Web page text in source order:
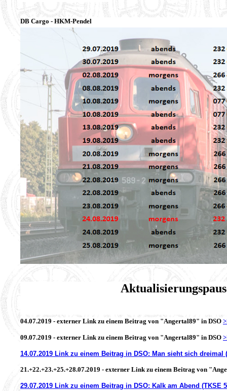
DB Cargo - HKM-Pendel
04.07.2019 - externer Link zu einem Beitrag von "Angertal89" in DSO
09.07.2019 - externer Link zu einem Beitrag von "Angertal89" in DSO
14.07.2019 Link zu einem Beitrag in DSO: Man sieht sich dreimal
21.+22.+23.+25.+28.07.2019 - externer Link zu einem Beitrag von
29.07.2019 Link zu einem Beitrag in DSO: Kalk am Abend (TKSE